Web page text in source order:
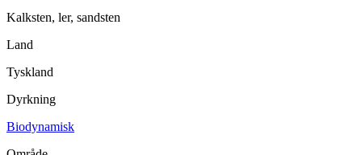
Kalksten, ler, sandsten
Land
Tyskland
Dyrkning
Biodynamisk